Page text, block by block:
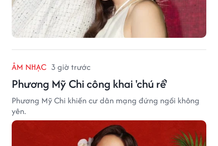
ÂM NHẠC 3 giờ trước
Phương Mỹ Chi công khai 'chú rể'
Phương Mỹ Chi khiến cư dân mạng đứng ngồi không
yên.